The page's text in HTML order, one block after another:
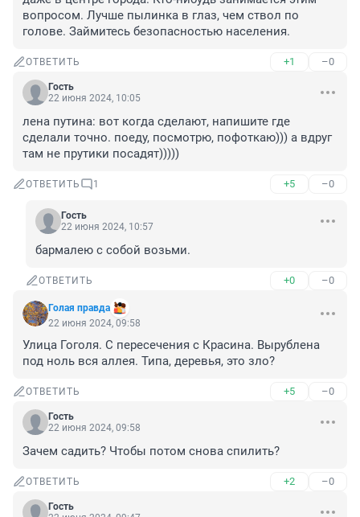
вопросом. Лучше пылинка в глаз, чем ствол по
голове. Займитесь безопасностью населения.
ОТВЕТИТЬ +1 –0
Гость
22 июня 2024, 10:05
лена путина: вот когда сделают, напишите где
сделали точно. поеду, посмотрю, пофоткаю))) а вдруг
там не прутики посадят)))))
ОТВЕТИТЬ 1 +5 –0
Гость
22 июня 2024, 10:57
бармалею с собой возьми.
ОТВЕТИТЬ +0 –0
Голая правда
22 июня 2024, 09:58
Улица Гоголя. С пересечения с Красина. Вырублена
под ноль вся аллея. Типа, деревья, это зло?
ОТВЕТИТЬ +5 –0
Гость
22 июня 2024, 09:58
Зачем садить? Чтобы потом снова спилить?
ОТВЕТИТЬ +2 –0
Гость